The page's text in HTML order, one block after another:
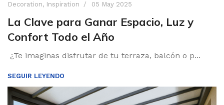
Decoration, Inspiration 05 May 2025
La Clave para Ganar Espacio, Luz y
Confort Todo el Año
¿Te imaginas disfrutar de tu terraza, balcón o p...
SEGUIR LEYENDO